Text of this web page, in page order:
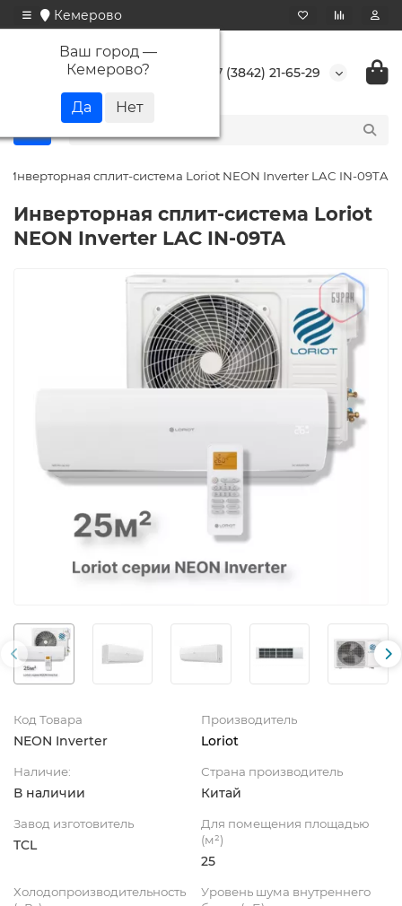
Кемерово
Ваш город —
Кемерово? +7 (3842) 21-65-29
Инверторная сплит-система Loriot NEON Inverter LAC IN-09TA
Инверторная сплит-система Loriot
NEON Inverter LAC IN-09TA
Код Товара
NEON Inverter
Производитель
Loriot
Наличие:
В наличии
Страна производитель
Китай
Завод изготовитель
TCL
Для помещения площадью
(м²)
25
Холодопроизводительность
Уровень шума внутреннего